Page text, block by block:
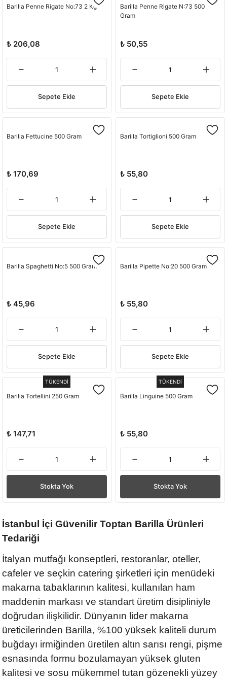
Barilla Penne Rigate No:73 2 Kg
₺ 206,08
Sepete Ekle
Barilla Penne Rigate N:73 500
Gram
₺ 50,55
Sepete Ekle
Barilla Fettucine 500 Gram
₺ 170,69
Sepete Ekle
Barilla Tortiglioni 500 Gram
₺ 55,80
Sepete Ekle
Barilla Spaghetti No:5 500 Gram
₺ 45,96
Sepete Ekle
Barilla Pipette No:20 500 Gram
₺ 55,80
Sepete Ekle
TÜKENDİ
Barilla Tortellini 250 Gram
₺ 147,71
Stokta Yok
TÜKENDİ
Barilla Linguine 500 Gram
₺ 55,80
Stokta Yok
İstanbul İçi Güvenilir Toptan Barilla Ürünleri
Tedariği
İtalyan mutfağı konseptleri, restoranlar, oteller,
cafeler ve seçkin catering şirketleri için menüdeki
makarna tabaklarının kalitesi, kullanılan ham
maddenin markası ve standart üretim disipliniyle
doğrudan ilişkilidir. Dünyanın lider makarna
üreticilerinden Barilla, %100 yüksek kaliteli durum
buğdayı irmiğinden üretilen altın sarısı rengi, pişme
esnasında formu bozulamayan yüksek gluten
kalitesi ve sosu mükemmel tutan gözenekli yüzey